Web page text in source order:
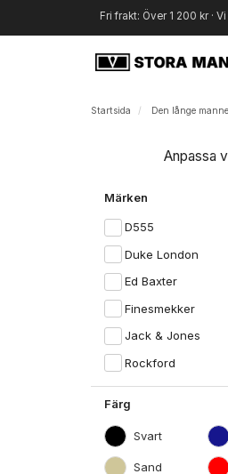
Fri frakt: Över 1 200 kr ·
Startsida Den långe
Anpassa
Märken
D555
Duke London
Ed Baxter
Finesmekker
Jack & Jones
Rockford
Färg
Svart
Sand